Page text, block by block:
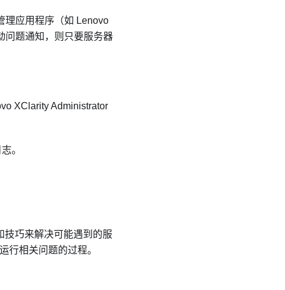
理应用程序（如 Lenovo
问题通知，则只要服务器
XClarity Administrator
。
技巧来解决可能遇到的服
行相关问题的过程。